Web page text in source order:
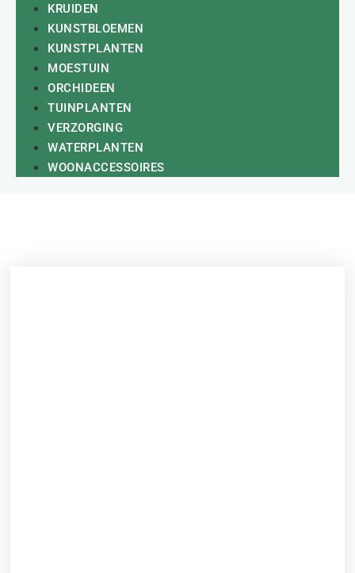
KRUIDEN
KUNSTBLOEMEN
KUNSTPLANTEN
MOESTUIN
ORCHIDEEN
TUINPLANTEN
VERZORGING
WATERPLANTEN
WOONACCESSOIRES